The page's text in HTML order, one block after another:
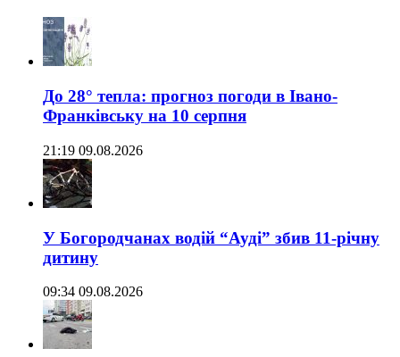
До 28° тепла: прогноз погоди в Івано-
Франківську на 10 серпня
21:19 09.08.2026
У Богородчанах водій “Ауді” збив 11-річну
дитину
09:34 09.08.2026